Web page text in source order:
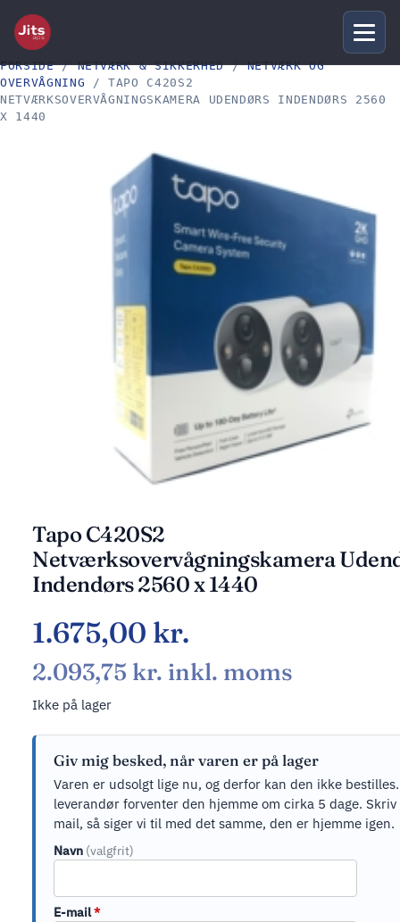
FORSIDE/NETVÆRK & SIKKERHED/NETVÆRK OG
OVERVÅGNING / TAPO C420S2
NETVÆRKSOVERVÅGNINGSKAMERA UDENDØRS INDENDØRS 2560
X 1440
Tapo C420S2
Netværksovervågningskamera
Indendørs 2560 x 1440
1.675,00 kr.
2.093,75 kr. inkl. moms
Ikke på lager
Giv mig besked, når varen er på lager
Varen er udsolgt lige nu, og derfor kan den ikke
leverandør forventer den hjemme om cirka 5 dage.
mail, så siger vi til med det samme, den er hjemme igen.
Navn (valgfrit)
E-mail*